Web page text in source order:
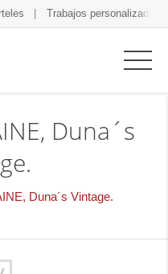
Trabajos personalizados
Duna´s
Duna´s Vintage.